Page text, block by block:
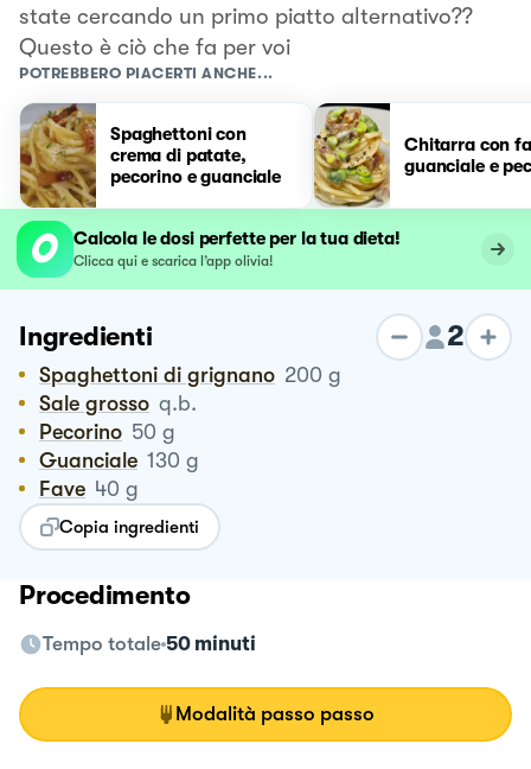
state cercando un primo piatto alternativo??
Questo è ciò che fa per voi
POTREBBERO PIACERTI ANCHE...
Spaghettoni con
crema di patate,
pecorino e guanciale
Chitarra con
guanciale e
Calcola le dosi perfette per la tua dieta!
Clicca qui e scarica l’app olivia!
Ingredienti 2
Spaghettoni di grignano 200 g
Sale grosso q.b.
Pecorino 50 g
Guanciale 130 g
Fave 40 g
Copia ingredienti
Procedimento
Tempo totale 50 minuti
Modalità passo passo